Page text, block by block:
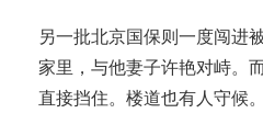
另一批北京国保则一度闯进
家里，与他妻子许艳对峙。
直接挡住。楼道也有人守候。